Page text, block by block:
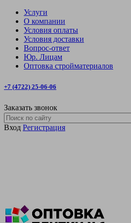
Услуги
О компании
Условия оплаты
Условия доставки
Вопрос-ответ
Юр. Лицам
Оптовка стройматериалов
+7 (4722) 25-06-06
Заказать звонок
Вход Регистрация